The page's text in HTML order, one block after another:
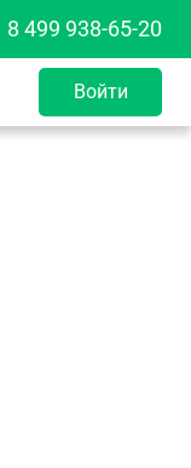
8 499 938-65-20
Войти